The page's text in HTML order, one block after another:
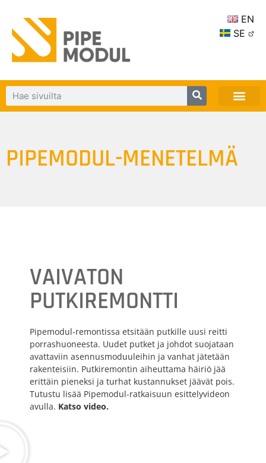
EN
SE
PIPEMODUL-MENETELMÄ
VAIVATON
PUTKIREMONTTI
Pipemodul-remontissa etsitään putkille uusi reitti
porrashuoneesta. Uudet putket ja johdot suojataan
avattaviin asennusmoduuleihin ja vanhat jätetään
rakenteisiin. Putkiremontin aiheuttama häiriö jää
erittäin pieneksi ja turhat kustannukset jäävät pois.
Tutustu lisää Pipemodul-ratkaisuun esittelyvideon
avulla. Katso video.